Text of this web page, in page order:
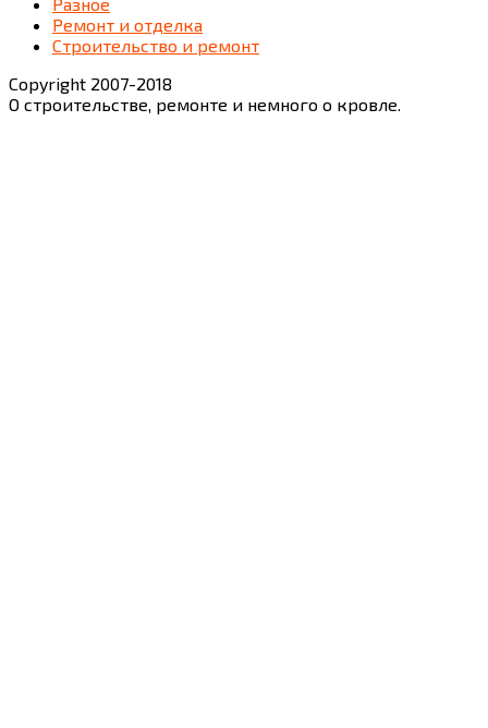
Ремонт и отделка
Строительство и ремонт
Copyright 2007-2018
О строительстве, ремонте и немного о кровле.